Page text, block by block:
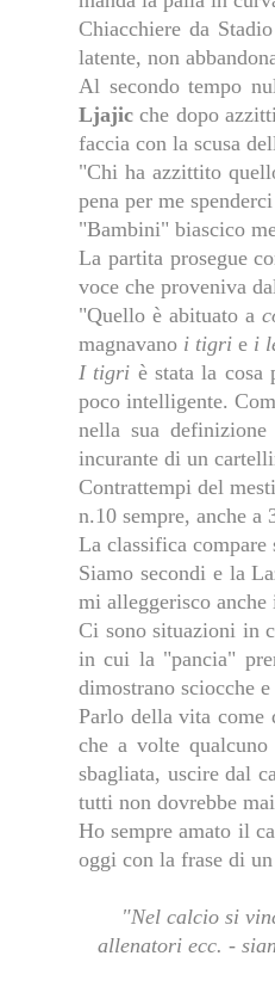
Chiacchiere da
latente, non
Al secondo tempo
Ljajic che dopo
faccia con la scusa
"Chi ha azzittito
pena per me
"Bambini" biascico
La partita prosegue
voce che proveniva
"Quello è abituato a
magnavano i tigri e i
I tigri è stata la cosa
poco intelligente.
nella sua definizione
incurante di un
Contrattempi del
n.10 sempre, anche a
La classifica compare
Siamo secondi e la
mi alleggerisco
Ci sono situazioni in
in cui la "pancia"
dimostrano sciocche
Parlo della vita come
che a volte
sbagliata, uscire dal
tutti non dovrebbe
Ho sempre amato il
oggi con la frase di un
"Nel calcio si
allenatori ecc. -